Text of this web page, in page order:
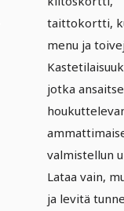
taittokortti,
menu ja
jotka
valmistellun
Lataa vain,
ja levitä